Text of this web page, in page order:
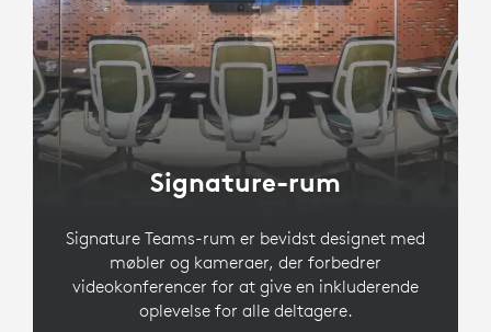
Signature-rum
Signature Teams-rum er bevidst designet med
møbler og kameraer, der forbedrer
videokonferencer for at give en inkluderende
oplevelse for alle deltagere.